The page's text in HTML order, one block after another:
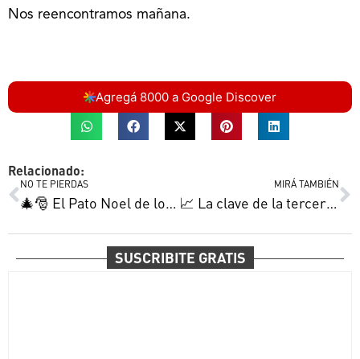
Nos reencontramos mañana.
Agregá 8000 a Google Discover
Relacionado:
NO TE PIERDAS
🎄🎅 El Pato Noel de los barrios, la Navidad bajo controles, la garganta poderosa de Abel y más
MIRÁ TAMBIÉN
📈 La clave de la tercera ola, el spray anticoronavirus de Verónica, Olimpo hace escuela y más
SUSCRIBITE GRATIS